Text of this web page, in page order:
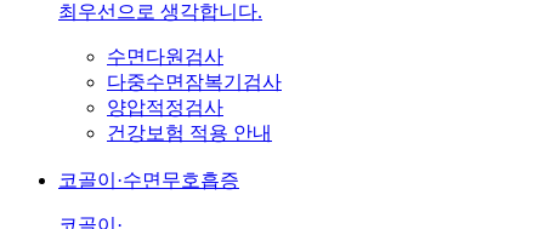
최우선으로 생각합니다.
수면다원검사
다중수면잠복기검사
양압적정검사
건강보험 적용 안내
코골이·수면무호흡증